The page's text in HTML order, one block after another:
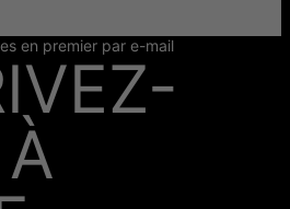
en premier par e-mail